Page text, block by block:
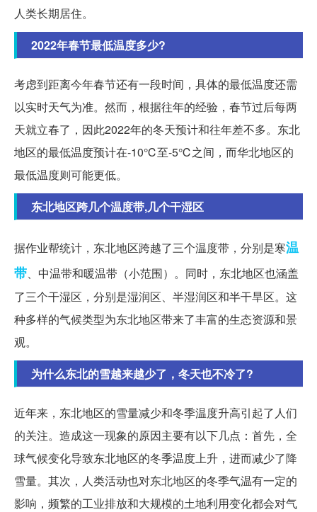
人类长期居住。
2022年春节最低温度多少?
考虑到距离今年春节还有一段时间，具体的最低温度还需
以实时天气为准。然而，根据往年的经验，春节过后每两
天就立春了，因此2022年的冬天预计和往年差不多。东北
地区的最低温度预计在-10℃至-5℃之间，而华北地区的
最低温度则可能更低。
东北地区跨几个温度带,几个干湿区
据作业帮统计，东北地区跨越了三个温度带，分别是寒温
带、中温带和暖温带（小范围）。同时，东北地区也涵盖
了三个干湿区，分别是湿润区、半湿润区和半干旱区。这
种多样的气候类型为东北地区带来了丰富的生态资源和景
观。
为什么东北的雪越来越少了，冬天也不冷了?
近年来，东北地区的雪量减少和冬季温度升高引起了人们
的关注。造成这一现象的原因主要有以下几点：首先，全
球气候变化导致东北地区的冬季温度上升，进而减少了降
雪量。其次，人类活动也对东北地区的冬季气温有一定的
影响，频繁的工业排放和大规模的土地利用变化都会对气